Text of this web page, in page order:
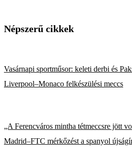
Népszerű cikkek
Vasárnapi sportműsor: keleti derbi és
Liverpool–Monaco felkészülési meccs
„A Ferencváros mintha tétmeccsre jött
Madrid–FTC mérkőzést a spanyol